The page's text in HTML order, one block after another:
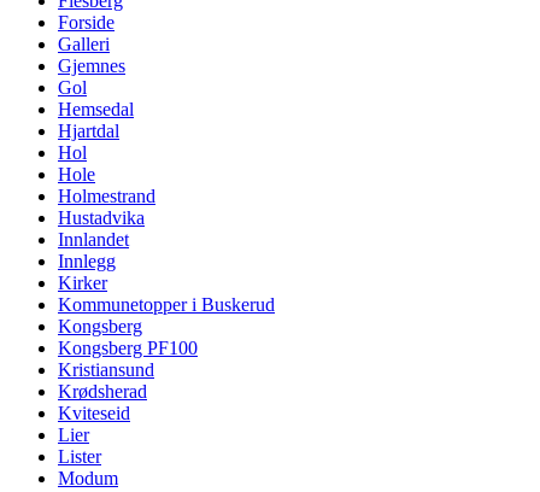
Forside
Galleri
Gjemnes
Gol
Hemsedal
Hjartdal
Hol
Hole
Holmestrand
Hustadvika
Innlandet
Innlegg
Kirker
Kommunetopper i Buskerud
Kongsberg
Kongsberg PF100
Kristiansund
Krødsherad
Kviteseid
Lier
Lister
Modum